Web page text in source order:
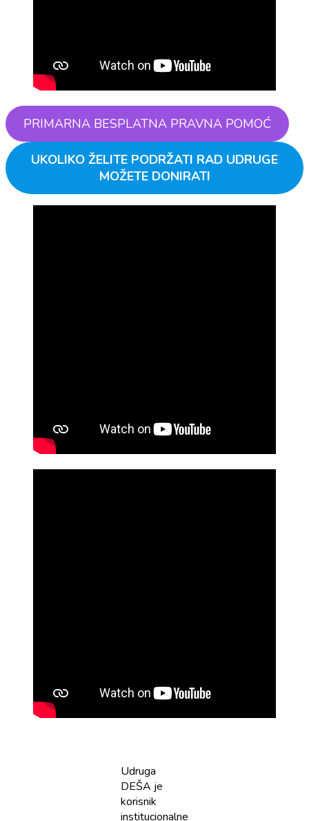
PRIMARNA BESPLATNA PRAVNA POMOĆ
UKOLIKO ŽELITE PODRŽATI RAD UDRUGE
MOŽETE DONIRATI
Udruga
DEŠA je
korisnik
institucionalne